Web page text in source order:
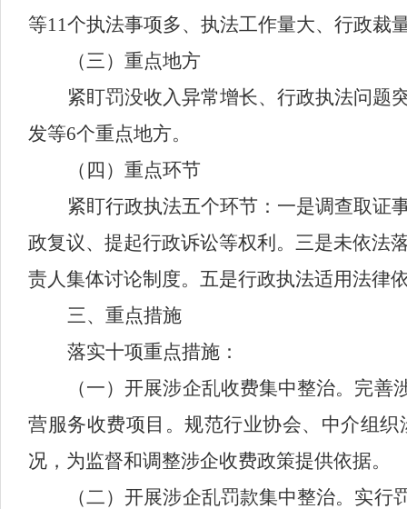
等11个执法事项多、执法工作量大、行政裁
（三）重点地方
紧盯罚没收入异常增长、行政执法问题
发等6个重点地方。
（ 四 ）重点环节
紧盯行政执法五个环节：一是调查取证
政复议、提起行政诉讼等权利。三是未依法
责人集体讨论制度。五是行政执法适用法律
三、 重点措施
落实十项重点措施：
（一）开展涉企乱收费集中整治。 完善
营服务收费项目。规范行业协会、中介组
况，为监督和调整涉企收费政策提供依据。
（二）开展涉企乱罚款集中整治。 实行